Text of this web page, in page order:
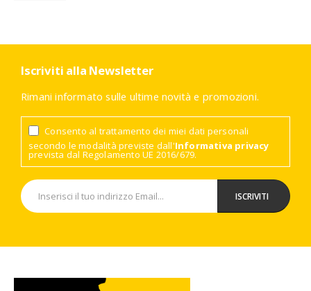
Iscriviti alla Newsletter
Rimani informato sulle ultime novità e promozioni.
Consento al trattamento dei miei dati personali
secondo le modalità previste dall'Informativa privacy
prevista dal Regolamento UE 2016/679.